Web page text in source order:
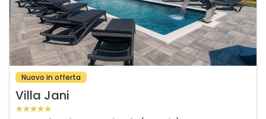
Nuovo in offerta
Villa Jani